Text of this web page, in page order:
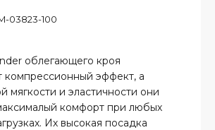
03823-100
облегающего кроя
компрессионный эффект, а
мягкости и эластичности они
комфорт при любых
Их высокая посадка